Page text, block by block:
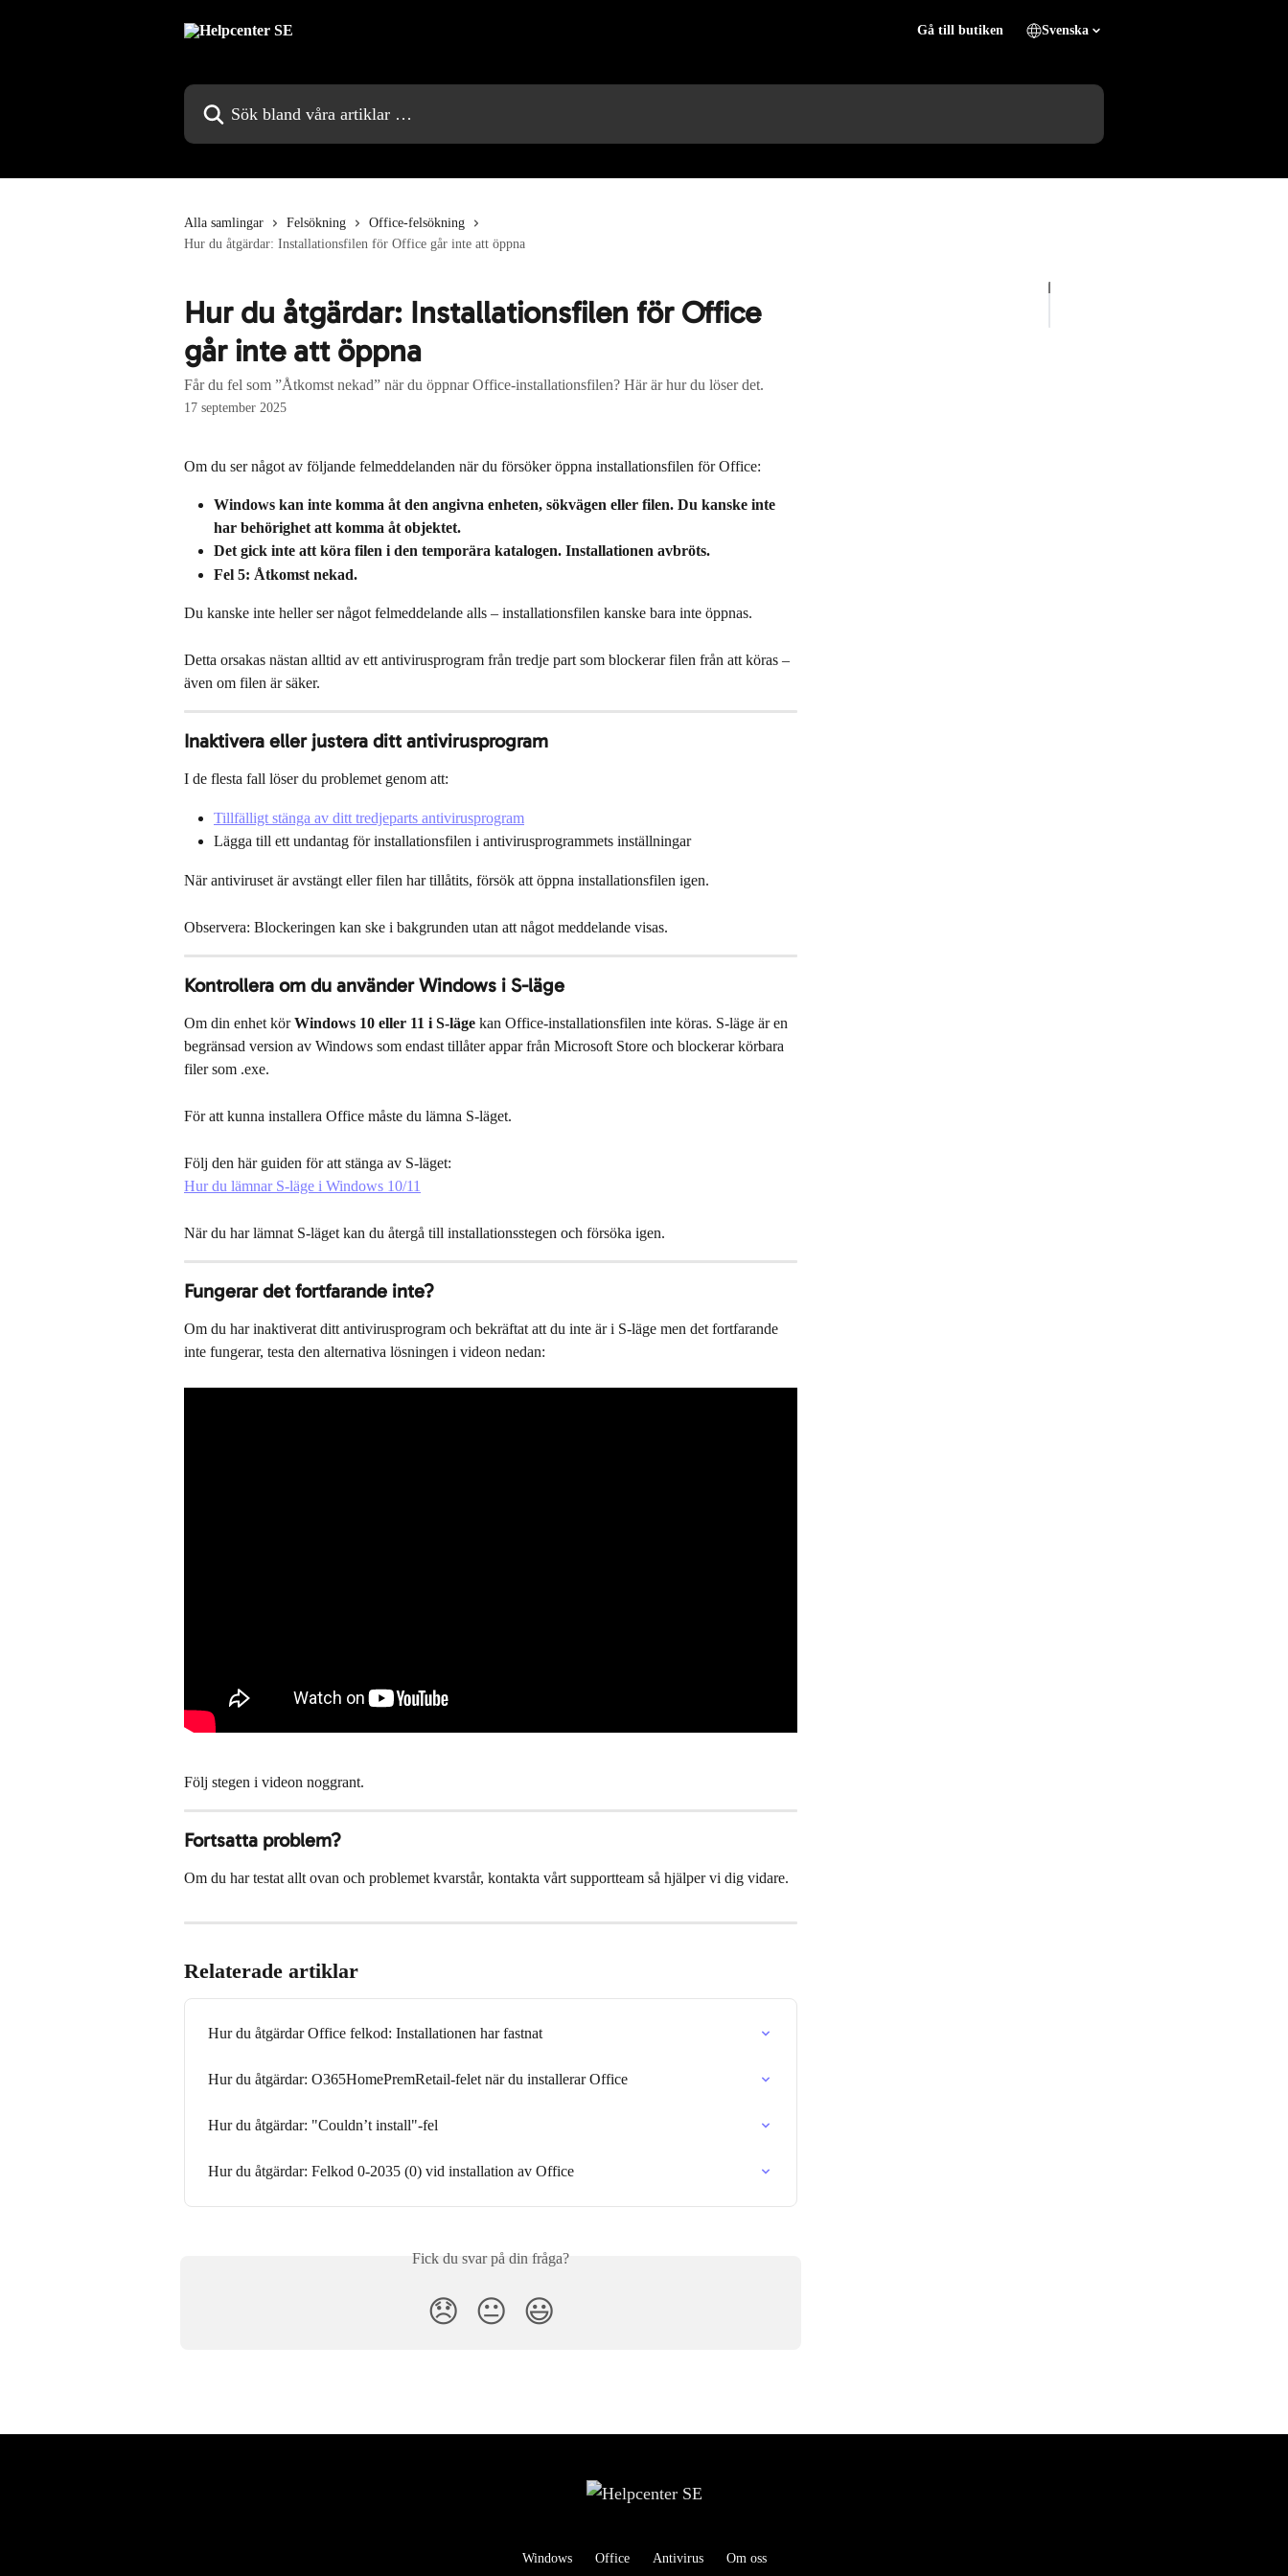
Gå till butiken Svenska
Sök bland våra artiklar …
Alla samlingar Felsökning
Office-felsökning
Hur du åtgärdar: Installationsfilen för Office går inte att öppna
Hur du åtgärdar: Installationsfilen för Office
går inte att öppna
Får du fel som ”Åtkomst nekad” när du öppnar Office-installationsfilen? Här är hur du löser det.
17 september 2025
Om du ser något av följande felmeddelanden när du försöker öppna installationsfilen för Office:
Windows kan inte komma åt den angivna enheten, sökvägen eller filen. Du kanske inte
har behörighet att komma åt objektet.
Det gick inte att köra filen i den temporära katalogen. Installationen avbröts.
Fel 5: Åtkomst nekad.
Du kanske inte heller ser något felmeddelande alls – installationsfilen kanske bara inte öppnas.
Detta orsakas nästan alltid av ett antivirusprogram från tredje part som blockerar filen från att köras –
även om filen är säker.
Inaktivera eller justera ditt antivirusprogram
I de flesta fall löser du problemet genom att:
Tillfälligt stänga av ditt tredjeparts antivirusprogram
Lägga till ett undantag för installationsfilen i antivirusprogrammets inställningar
När antiviruset är avstängt eller filen har tillåtits, försök att öppna installationsfilen igen.
Observera: Blockeringen kan ske i bakgrunden utan att något meddelande visas.
Kontrollera om du använder Windows i S-läge
Om din enhet kör Windows 10 eller 11 i S-läge kan Office-installationsfilen inte köras. S-läge är en
begränsad version av Windows som endast tillåter appar från Microsoft Store och blockerar körbara
filer som .exe.
För att kunna installera Office måste du lämna S-läget.
Följ den här guiden för att stänga av S-läget:
Hur du lämnar S-läge i Windows 10/11
När du har lämnat S-läget kan du återgå till installationsstegen och försöka igen.
Fungerar det fortfarande inte?
Om du har inaktiverat ditt antivirusprogram och bekräftat att du inte är i S-läge men det fortfarande
inte fungerar, testa den alternativa lösningen i videon nedan:
Följ stegen i videon noggrant.
Fortsatta problem?
Om du har testat allt ovan och problemet kvarstår, kontakta vårt supportteam så hjälper vi dig vidare.
Relaterade artiklar
Hur du åtgärdar Office felkod: Installationen har fastnat
Hur du åtgärdar: O365HomePremRetail-felet när du installerar Office
Hur du åtgärdar: "Couldn’t install"-fel
Hur du åtgärdar: Felkod 0-2035 (0) vid installation av Office
Fick du svar på din fråga?
😞 😐 😃
Windows Office Antivirus Om oss